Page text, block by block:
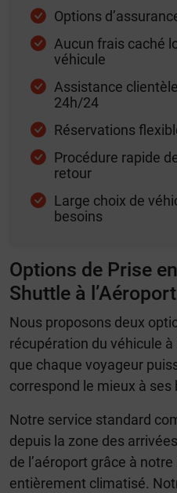
Options
Aucun frais caché
véhicule
Assistance
24h/24
Réservations
Procédure rapide
retour
Large choix de
besoins
Options de Prise
Shuttle à
Nous proposons deux
récupération du véhicule à
que chaque voyageur
correspond le mieux à
Notre service standard
depuis la zone des
de l’aéroport grâce à
entièrement climatisé.